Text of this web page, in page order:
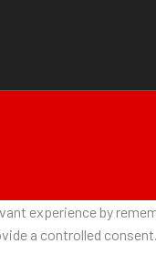
experience by
a controlled consent.